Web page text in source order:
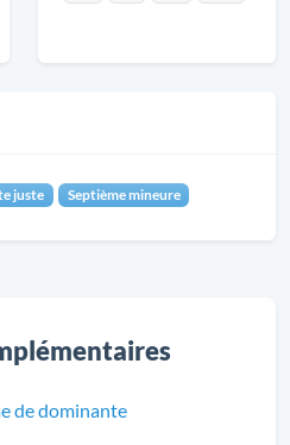
juste Septième mineure
de dominante